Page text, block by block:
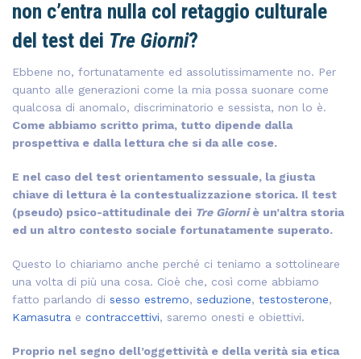
non c’entra nulla col retaggio culturale
del test dei Tre Giorni?
Ebbene no, fortunatamente ed assolutissimamente no. Per
quanto alle generazioni come la mia possa suonare come
qualcosa di anomalo, discriminatorio e sessista, non lo è.
Come abbiamo scritto prima, tutto dipende dalla
prospettiva e dalla lettura che si da alle cose.
E nel caso del test orientamento sessuale, la giusta
chiave di lettura è la contestualizzazione storica. Il test
(pseudo) psico-attitudinale dei Tre Giorniè un’altra storia
ed un altro contesto sociale fortunatamente superato.
Questo lo chiariamo anche perché ci teniamo a sottolineare
una volta di più una cosa. Cioè che, così come abbiamo
fatto parlando di sesso estremo, seduzione, testosterone,
Kamasutra e contraccettivi, saremo onesti e obiettivi.
Proprio nel segno dell’oggettività e della verità sia etica